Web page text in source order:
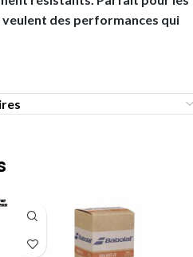
des performances qui